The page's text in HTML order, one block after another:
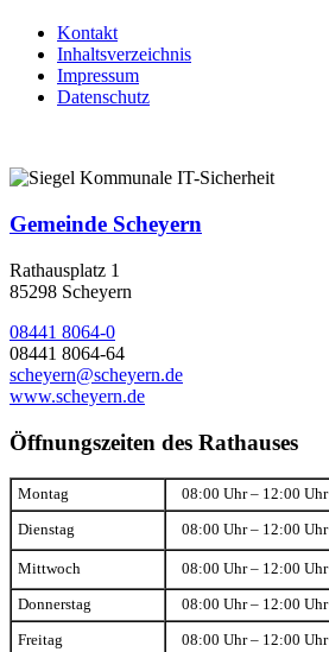
Kontakt
Inhaltsverzeichnis
Impressum
Datenschutz
Gemeinde Scheyern
Rathausplatz 1
85298 Scheyern
08441 8064-0
08441 8064-64
scheyern@scheyern.de
www.scheyern.de
Öffnungszeiten des Rathauses
Montag 08:00 Uhr – 12:00 Uhr
Dienstag 08:00 Uhr – 12:00 Uhr
Mittwoch 08:00 Uhr – 12:00 Uhr
Donnerstag 08:00 Uhr – 12:00 Uhr
Freitag 08:00 Uhr – 12:00 Uhr